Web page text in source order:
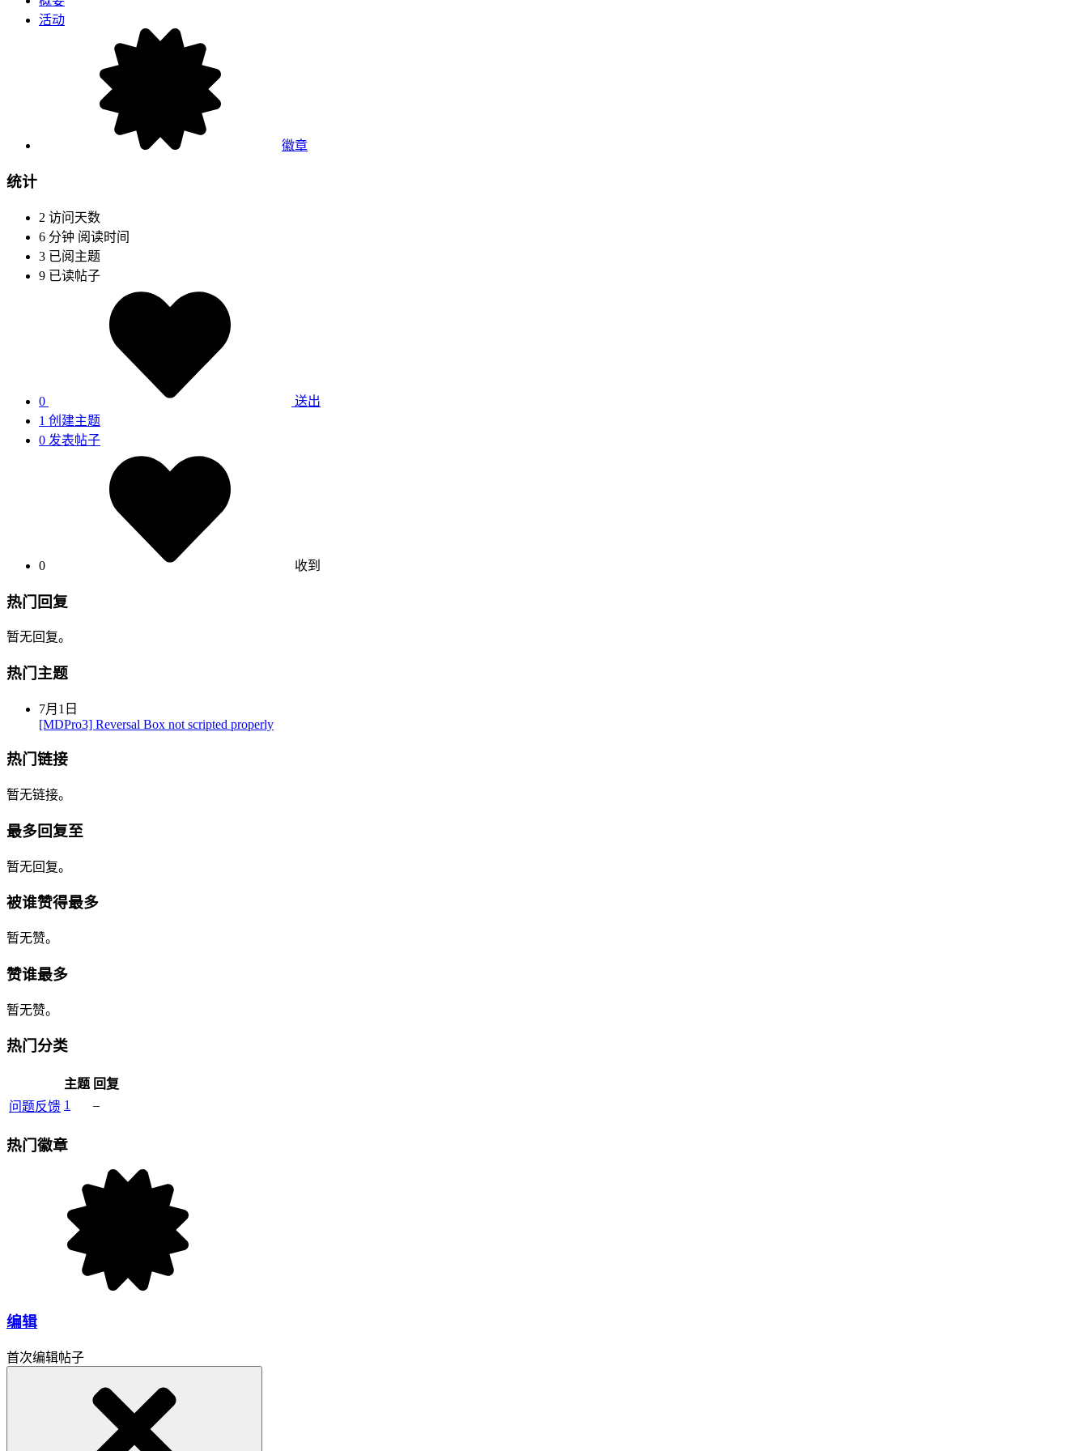
活动
徽章
统计
2 访问天数
6 分钟 阅读时间
3 已阅主题
9 已读帖子
0
送出
1 创建主题
0 发表帖子
0 收到
热门回复
暂无回复。
热门主题
7月1日
[MDPro3] Reversal Box not scripted properly
热门链接
暂无链接。
最多回复至
暂无回复。
被谁赞得最多
暂无赞。
赞谁最多
暂无赞。
热门分类
主题 回复
问题反馈 1 –
热门徽章
编辑
首次编辑帖子